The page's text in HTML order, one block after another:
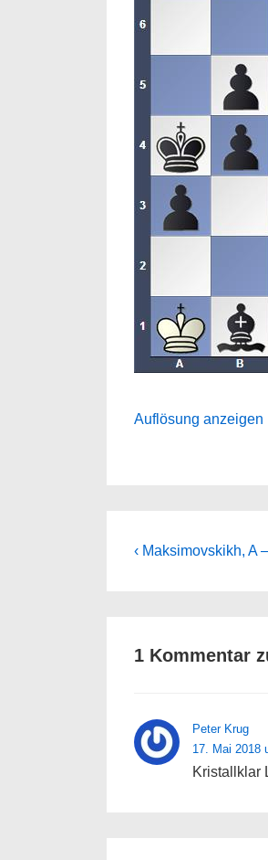
Auflösung anzeigen
Previous
‹ Maksimovskikh, A
1 Kommentar
Peter Krug
17. Mai 2018
Kristallklar